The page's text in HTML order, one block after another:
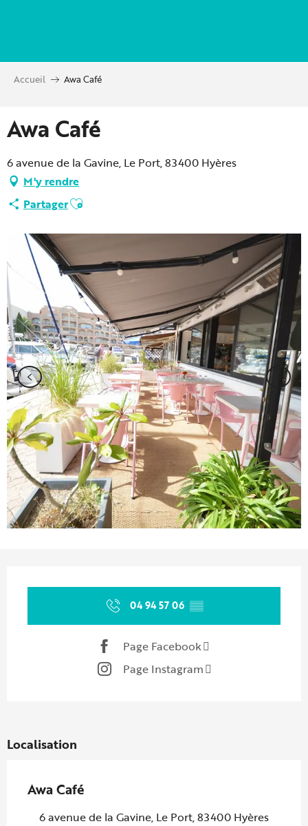
principal
Accueil Awa Café
Awa Café
6 avenue de la Gavine, Le Port, 83400 Hyères
M'y rendre
PartagerAjouter aux favoris
04 94 57 06 ▒▒
Page Facebook
Page Instagram
Localisation
Awa Café
6 avenue de la Gavine, Le Port, 83400 Hyères